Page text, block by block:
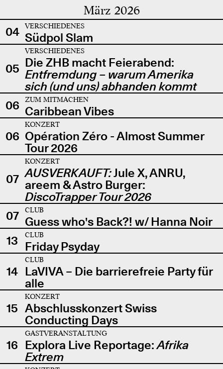
März 2026
04 VERSCHIEDENES
Südpol Slam
05
VERSCHIEDENES
Die ZHB macht Feierabend:
Entfremdung – warum Amerika
sich (und uns) abhanden kommt
06
ZUM MITMACHEN
Caribbean Vibes
06
KONZERT
Opération Zéro - Almost Summer
Tour 2026
07
KONZERT
AUSVERKAUFT:Jule X, ANRU,
areem & Astro Burger:
DiscoTrapper Tour 2026
07
CLUB
Guess who's Back?! w/ Hanna Noir
13
CLUB
Friday Psyday
14
CLUB
LaVIVA – Die barrierefreie Party für
alle
15
KONZERT
Abschlusskonzert Swiss
Conducting Days
16
GASTVERANSTALTUNG
Explora Live Reportage:Afrika
Extrem